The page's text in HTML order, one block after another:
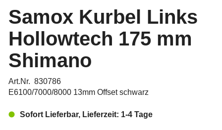
Samox Kurbel Links
Hollowtech 175 mm
Shimano
Art.Nr. 830786
E6100/7000/8000 13mm Offset schwarz
Sofort Lieferbar, Lieferzeit: 1-4 Tage